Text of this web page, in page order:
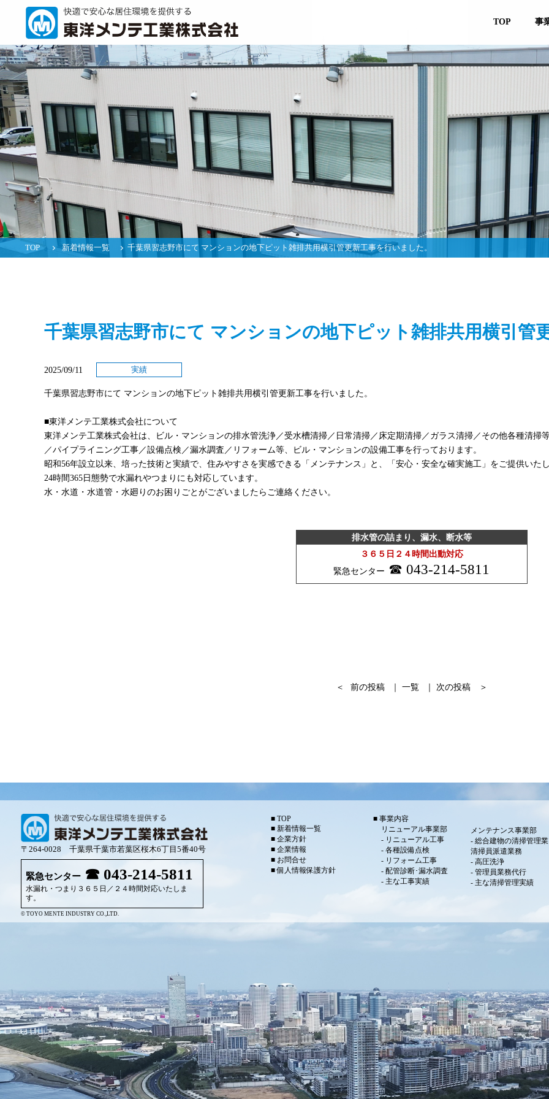
TOP 事
TOP 新着情報一覧 千葉県習志野市にて マンションの地下ピット雑排共用横引管更新工事を行いました。
千葉県習志野市にて マンションの地下ピット雑排共用横引管
2025/09/11 実績
千葉県習志野市にて マンションの地下ピット雑排共用横引管更新工事を行いました。
■東洋メンテ工業株式会社について
東洋メンテ工業株式会社は、ビル・マンションの排水管洗浄／受水槽清掃／日常清掃／床定期清掃／ガラス清掃／その他各種清掃
／パイプライニング工事／設備点検／漏水調査／リフォーム等、ビル・マンションの設備工事を行っております。
昭和56年設立以来、培った技術と実績で、住みやすさを実感できる「メンテナンス」と、「安心・安全な確実施工」をご提供いた
24時間365日態勢で水漏れやつまりにも対応しています。
水・水道・水道管・水廻りのお困りごとがございましたらご連絡ください。
排水管の詰まり、漏水、断水等
３６５日２４時間出動対応
緊急センター
043-214-5811
＜ 前の投稿 一覧 次の投稿 ＞
〒264-0028 千葉県千葉市若葉区桜木6丁目5番40号
緊急センター 043-214-5811
水漏れ・つまり３６５日／２４時間対応いたしま
す。
TOP
新着情報一覧
企業方針
企業情報
お問合せ
個人情報保護方針
事業内容
リニューアル事業部
リニューアル工事
各種設備点検
リフォーム工事
配管診断･漏水調査
主な工事実績
メンテナンス事業部
総合建物の清掃管理
清掃員派遣業務
高圧洗浄
管理員業務代行
主な清掃管理実績
© TOYO MENTE INDUSTRY CO.,LTD.